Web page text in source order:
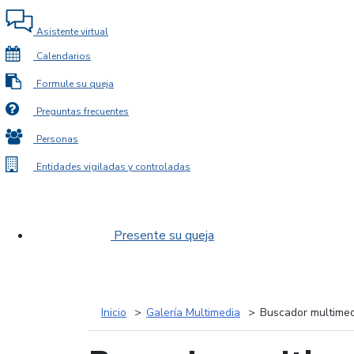
Asistente virtual
Calendarios
Formule su queja
Preguntas frecuentes
Personas
Entidades vigiladas y controladas
Presente su queja
Inicio Galería Multimedia Buscador